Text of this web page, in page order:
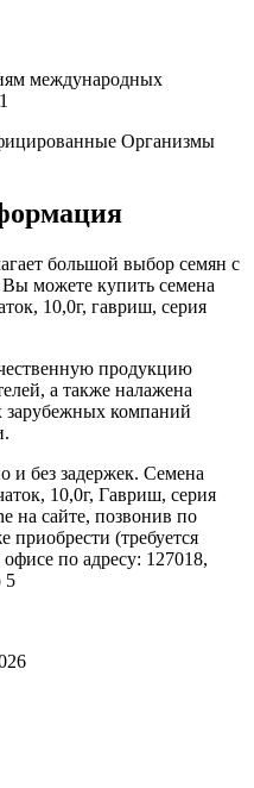
международных
Организмы
большой выбор семян с
можете купить семена
10,0г, гавриш, серия
продукцию
а также налажена
зарубежных компаний
и без задержек. Семена
10,0г, Гавриш, серия
на сайте, позвонив по
приобрести (требуется
по адресу: 127018,
5